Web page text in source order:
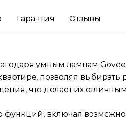
зависимости от
возможность
LED Bulb RGBWW.
Гарантия Отзывы
умным лампам
позволяя
что делает их
включая